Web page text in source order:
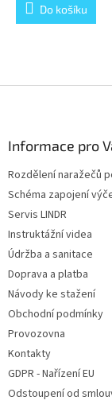
Do košíku
Informace pro
Rozdělení naražečů
Schéma zapojení
Servis LINDR
Instruktážní videa
Údržba a sanitace
Doprava a platba
Návody ke stažení
Obchodní podmínky
Provozovna
Kontakty
GDPR - Nařízení EU
Odstoupení od